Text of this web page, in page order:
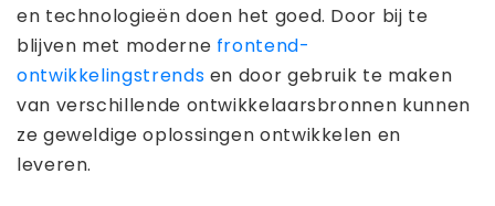
en technologieën doen het goed. Door bij te
blijven met moderne frontend-
ontwikkelingstrends en door gebruik te maken
van verschillende ontwikkelaarsbronnen kunnen
ze geweldige oplossingen ontwikkelen en
leveren.